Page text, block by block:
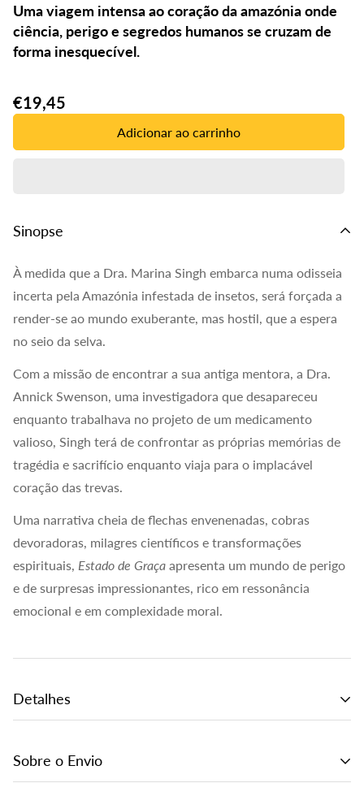
Uma viagem intensa ao coração da amazónia onde
ciência, perigo e segredos humanos se cruzam de
forma inesquecível.
Translation
missing:
€19,45
Adicionar ao carrinho
Sinopse
À medida que a Dra. Marina Singh embarca numa odisseia
incerta pela Amazónia infestada de insetos, será forçada a
render-se ao mundo exuberante, mas hostil, que a espera
no seio da selva.
Com a missão de encontrar a sua antiga mentora, a Dra.
Annick Swenson, uma investigadora que desapareceu
enquanto trabalhava no projeto de um medicamento
valioso, Singh terá de confrontar as próprias memórias de
tragédia e sacrifício enquanto viaja para o implacável
coração das trevas.
Uma narrativa cheia de flechas envenenadas, cobras
devoradoras, milagres científicos e transformações
espirituais, Estado de Graça apresenta um mundo de perigo
e de surpresas impressionantes, rico em ressonância
emocional e em complexidade moral.
Detalhes
Sobre o Envio